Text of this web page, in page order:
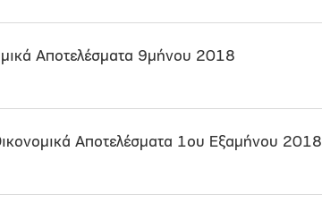
Αποτελέσματα 9μήνου 2018
Αποτελέσματα 1ου Εξαμήνου 2018